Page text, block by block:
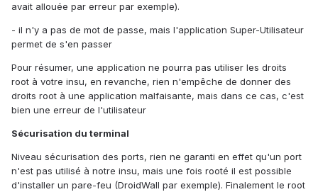
avait allouée par erreur par exemple).
- il n'y a pas de mot de passe, mais l'application Super-Utilisateur
permet de s'en passer
Pour résumer, une application ne pourra pas utiliser les droits
root à votre insu, en revanche, rien n'empêche de donner des
droits root à une application malfaisante, mais dans ce cas, c'est
bien une erreur de l'utilisateur
Sécurisation du terminal
Niveau sécurisation des ports, rien ne garanti en effet qu'un port
n'est pas utilisé à notre insu, mais une fois rooté il est possible
d'installer un pare-feu (DroidWall par exemple). Finalement le root